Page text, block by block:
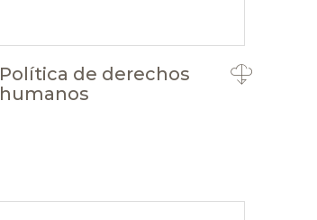
Política de derechos
humanos